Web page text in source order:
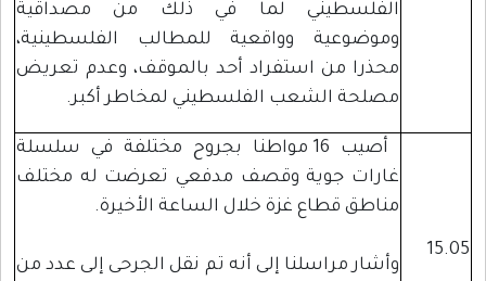
الفلسطيني لما في ذلك من مصداقية
وموضوعية وواقعية للمطالب الفلسطينية،
محذرا من استفراد أحد بالموقف، وعدم تعريض
مصلحة الشعب الفلسطيني لمخاطر أكبر.
أصيب 16 مواطنا بجروح مختلفة في سلسلة
غارات جوية وقصف مدفعي تعرضت له مختلف
مناطق قطاع غزة خلال الساعة الأخيرة.
وأشار مراسلنا إلى أنه تم نقل الجرحى إلى عدد من
15.05